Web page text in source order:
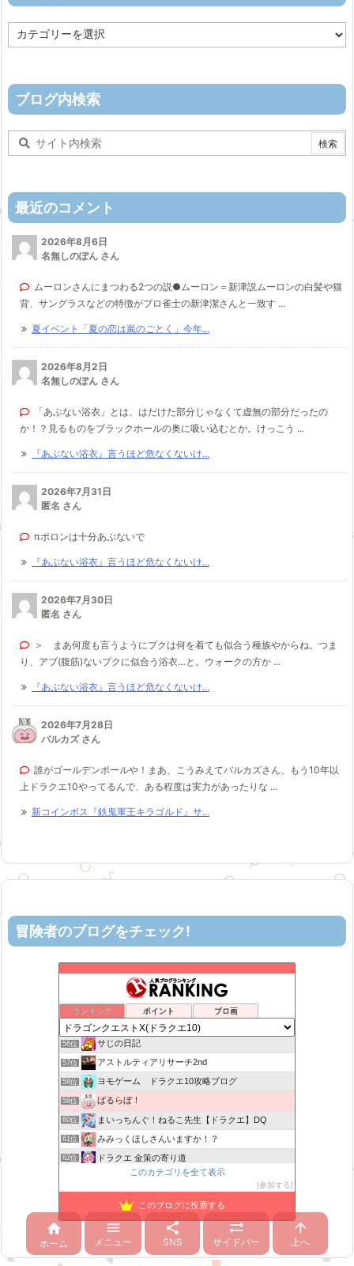
テ
ー
ブログ内検索
最近のコメント
2026年8月6日
名無しのぽん さん
ムーロンさんにまつわる2つの説●ムーロン＝新津説ムーロンの白髪や猫
背、サングラスなどの特徴がプロ雀士の新津潔さんと一致す ...
夏イベント「夏の恋は嵐のごとく」今年...
2026年8月2日
名無しのぽん さん
「あぶない浴衣」とは、はだけた部分じゃなくて虚無の部分だったの
か！？見るものをブラックホールの奥に吸い込むとか。けっこう ...
『あぶない浴衣』言うほど危なくないけ...
2026年7月31日
匿名 さん
πポロンは十分あぶないで
『あぶない浴衣』言うほど危なくないけ...
2026年7月30日
匿名 さん
＞ まあ何度も言うようにプクは何を着ても似合う種族やからね。つま
り、アブ(腹筋)ないプクに似合う浴衣…と。ウォークの方か ...
『あぶない浴衣』言うほど危なくないけ...
2026年7月28日
バルカズ さん
誰がゴールデンボールや！まあ、こうみえてバルカズさん、もう10年以
上ドラクエ10やってるんで、ある程度は実力があったりな ...
新コインボス『鉄鬼軍王キラゴルド』サ...
冒険者のブログをチェック!
ランキング ポイント ブロ画
机上の空論-DQ10エアプ日記
54位 カスミ心理学研究所
55位 花よりおと団子
56位 サじの日記
57位 アストルティアリサーチ2nd
58位 ヨモゲーム ドラクエ10攻略ブログ
59位 ばるらぼ！
60位 まいっちんぐ！ねるこ先生【ドラクエ】DQ
61位 みみっくほしさんいますか！？
62位 ドラクエ 金策の寄り道
山野草栽培
TEAM Cloud lx
このカテゴリを全て表示
参加する
このブログに投票する

ホーム

メニュー

SNS

サイドバー

上へ